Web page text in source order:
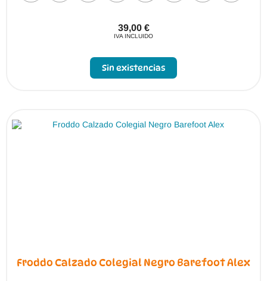
39,00 €
IVA INCLUIDO
Sin existencias
Froddo Calzado Colegial Negro Barefoot Alex